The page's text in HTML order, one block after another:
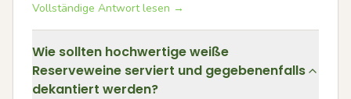
Vollständige Antwort lesen →
Wie sollten hochwertige weiße
Reserveweine serviert und gegebenenfalls
dekantiert werden?